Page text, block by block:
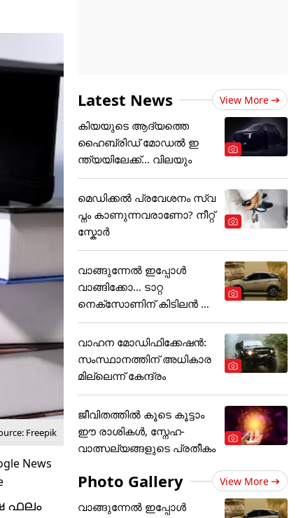
Freepik
ഫലം
Latest News View More
കിയയുടെ ആദ്യത്തെ
ഹൈബ്രിഡ് മോഡൽ ഇ
ന്ത്യയിലേക്ക്... വിലയും
മെഡിക്കല്‍ പ്രവേശനം സ്വ
പ്നം കാണുന്നവരാണോ? നീറ്റ്
സ്കോർ
വാങ്ങുന്നേൽ ഇപ്പോൾ
വാങ്ങിക്കോ... ടാറ്റ
നെക്സോണിന് കിടിലൻ ഓ
ഫർ
വാഹന മോഡിഫിക്കേഷൻ:
സംസ്ഥാനത്തിന് അ‌ധികാര
മില്ലെന്ന് കേന്ദ്രം
ജീവിതത്തിൽ കൂടെ കൂട്ടാം
ഈ രാശികൾ, സ്നേഹ-
വാത്സല്യങ്ങളുടെ പ്രതീകം
Photo Gallery View More
വാങ്ങുന്നേൽ ഇപ്പോൾ